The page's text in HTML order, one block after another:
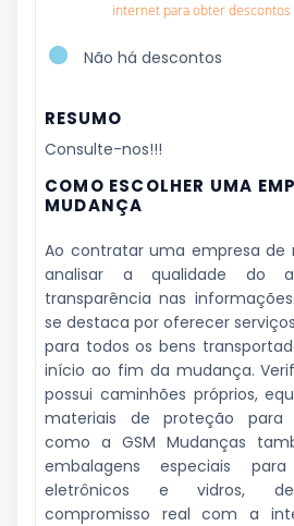
internet para obter
Não há descontos
RESUMO
Consulte-nos!!!
COMO ESCOLHER UMA
MUDANÇA
Ao contratar uma empresa de
analisar a qualidade do
transparência nas
se destaca por oferecer
para todos os bens
início ao fim da mudança.
possui caminhões próprios,
materiais de proteção para
como a GSM Mudanças
embalagens especiais
eletrônicos e vidros,
compromisso real com a